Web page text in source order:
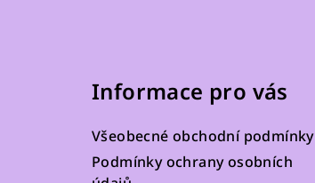
Informace pro vás
Všeobecné obchodní podmínky
Podmínky ochrany osobních